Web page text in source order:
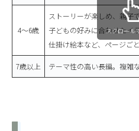
4〜6歳
ストーリーが楽しめ、親子
子どもの好みに合わせたイ
仕掛け絵本など、ページご
7歳以上 テーマ性の高い長編。複雑
スクロール